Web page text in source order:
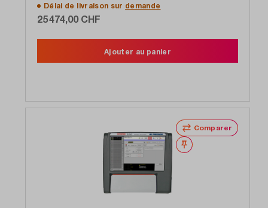
Délai de livraison sur demande
25 474,00 CHF
Ajouter au panier
Comparer
Noter